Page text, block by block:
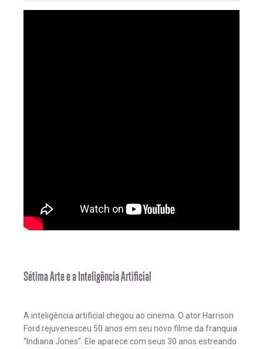
Sétima Arte e a Inteligência Artificial
A inteligência artificial chegou ao cinema. O ator Harrison
Ford rejuvenesceu 50 anos em seu novo filme da franquia
“Indiana Jones”. Ele aparece com seus 30 anos estreando